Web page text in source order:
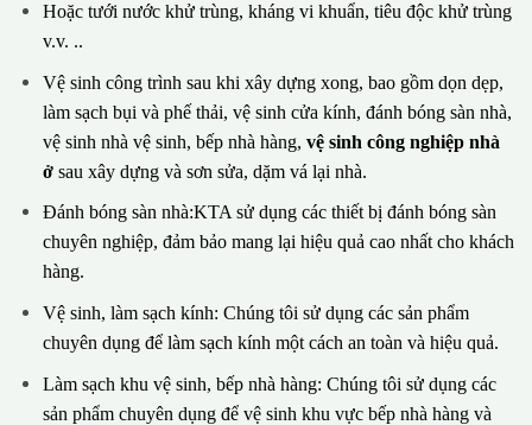
Hoặc tưới nước khử trùng, kháng vi khuẩn, tiêu độc khử trùng
v.v. ..
Vệ sinh công trình sau khi xây dựng xong, bao gồm dọn dẹp,
làm sạch bụi và phế thải, vệ sinh cửa kính, đánh bóng sàn nhà,
vệ sinh nhà vệ sinh, bếp nhà hàng, vệ sinh công nghiệp nhà
ởsau xây dựng và sơn sửa, dặm vá lại nhà.
Đánh bóng sàn nhà:KTA sử dụng các thiết bị đánh bóng sàn
chuyên nghiệp, đảm bảo mang lại hiệu quả cao nhất cho khách
hàng.
Vệ sinh, làm sạch kính: Chúng tôi sử dụng các sản phẩm
chuyên dụng để làm sạch kính một cách an toàn và hiệu quả.
Làm sạch khu vệ sinh, bếp nhà hàng: Chúng tôi sử dụng các
sản phẩm chuyên dụng để vệ sinh khu vực bếp nhà hàng và